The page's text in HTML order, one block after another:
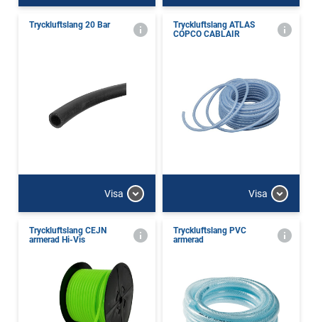
Tryckluftslang 20 Bar
Visa
Tryckluftslang ATLAS
COPCO CABLAIR
Visa
Tryckluftslang CEJN
armerad Hi-Vis
Tryckluftslang PVC
armerad